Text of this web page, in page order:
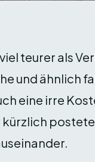
teurer als
und ähnlich
eine irre